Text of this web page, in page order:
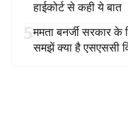
हाईकोर्ट से कही ये बात
5ममता बनर्जी सरकार के
समझें क्या है एसएससी